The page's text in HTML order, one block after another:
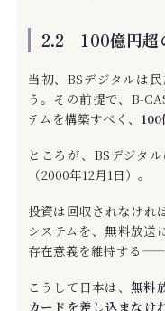
2.2 100億円超
当初、BSデジタルは
う。その前提で、B-
テムを構築すべく、
ところが、BSデジタ
（2000年12月1日）。
投資は回収されなけれ
システムを、無料放送
存在意義を維持する——
こうして日本は、無料
カードを差し込まなけ